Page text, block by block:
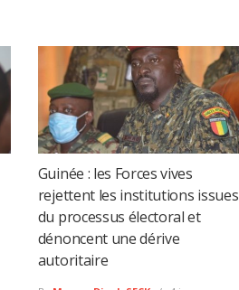
Guinée : les Forces vives
rejettent les institutions issues
du processus électoral et
dénoncent une dérive
autoritaire